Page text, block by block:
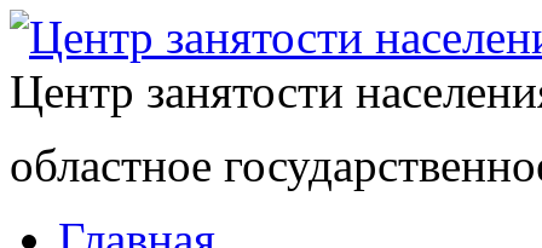
Центр занятости
областное